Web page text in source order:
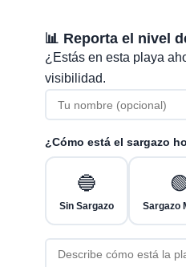
📊 Reporta el nivel
¿Estás en esta playa
visibilidad.
¿Cómo está el sargazo
🔵
Sin Sargazo Sargazo